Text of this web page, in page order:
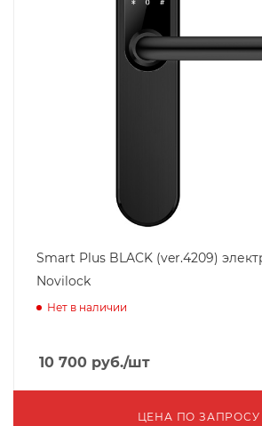
Smart Plus BLACK (ver.4209)
Novilock
Нет в наличии
10 700 руб./шт
ЦЕНА ПО ЗАПРОСУ